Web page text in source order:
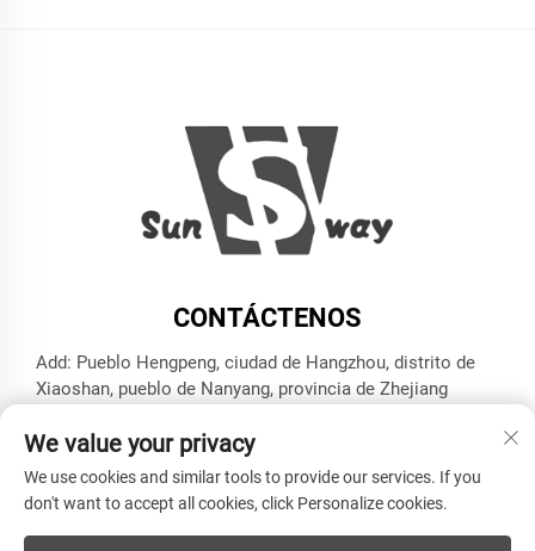
CONTÁCTENOS
Add: Pueblo Hengpeng, ciudad de Hangzhou, distrito de
Xiaoshan, pueblo de Nanyang, provincia de Zhejiang
Correo electrónico:
[email protected]
We value your privacy
We use cookies and similar tools to provide our services. If you
don't want to accept all cookies, click Personalize cookies.